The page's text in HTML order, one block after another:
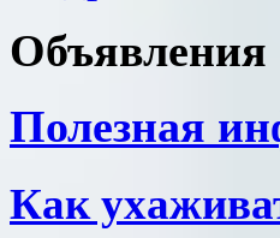
Объявления
Полезная
Как